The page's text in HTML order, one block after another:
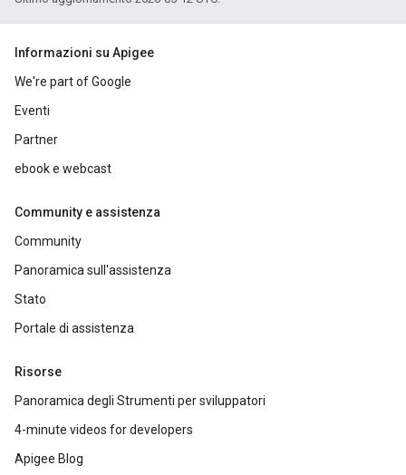
Informazioni su Apigee
We're part of Google
Eventi
Partner
ebook e webcast
Community e assistenza
Community
Panoramica sull'assistenza
Stato
Portale di assistenza
Risorse
Panoramica degli Strumenti per sviluppatori
4-minute videos for developers
Apigee Blog